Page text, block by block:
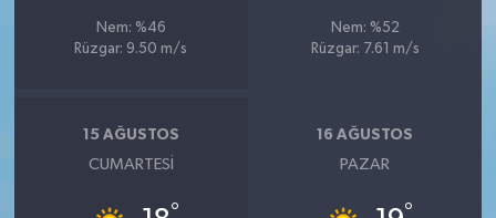
Nem: %46
Rüzgar: 9.50 m/s
Nem: %52
Rüzgar: 7.61 m/s
15 AĞUSTOS
CUMARTESI
°
16 AĞUSTOS
PAZAR
°